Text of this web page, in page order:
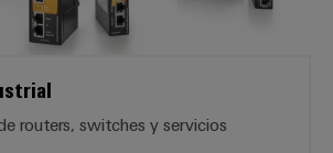
routers, switches y servicios